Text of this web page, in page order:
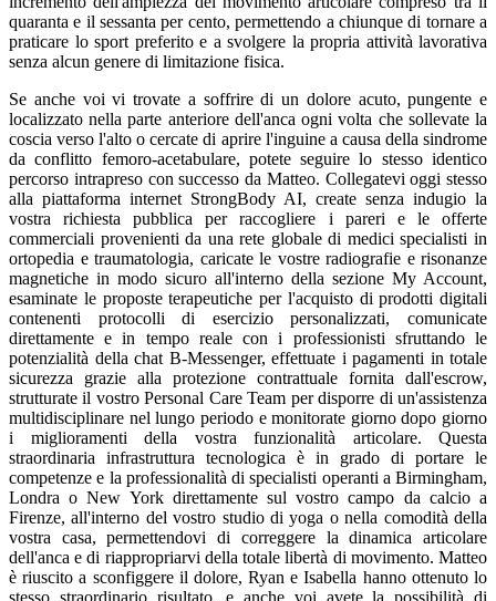
quaranta e il sessanta per cento, permettendo a chiunque di tornare a
praticare lo sport preferito e a svolgere la propria attività lavorativa
senza alcun genere di limitazione fisica.
Se anche voi vi trovate a soffrire di un dolore acuto, pungente e
localizzato nella parte anteriore dell'anca ogni volta che sollevate la
coscia verso l'alto o cercate di aprire l'inguine a causa della sindrome
da conflitto femoro-acetabulare, potete seguire lo stesso identico
percorso intrapreso con successo da Matteo. Collegatevi oggi stesso
alla piattaforma internet StrongBody AI, create senza indugio la
vostra richiesta pubblica per raccogliere i pareri e le offerte
commerciali provenienti da una rete globale di medici specialisti in
ortopedia e traumatologia, caricate le vostre radiografie e risonanze
magnetiche in modo sicuro all'interno della sezione My Account,
esaminate le proposte terapeutiche per l'acquisto di prodotti digitali
contenenti protocolli di esercizio personalizzati, comunicate
direttamente e in tempo reale con i professionisti sfruttando le
potenzialità della chat B-Messenger, effettuate i pagamenti in totale
sicurezza grazie alla protezione contrattuale fornita dall'escrow,
strutturate il vostro Personal Care Team per disporre di un'assistenza
multidisciplinare nel lungo periodo e monitorate giorno dopo giorno
i miglioramenti della vostra funzionalità articolare. Questa
straordinaria infrastruttura tecnologica è in grado di portare le
competenze e la professionalità di specialisti operanti a Birmingham,
Londra o New York direttamente sul vostro campo da calcio a
Firenze, all'interno del vostro studio di yoga o nella comodità della
vostra casa, permettendovi di correggere la dinamica articolare
dell'anca e di riappropriarvi della totale libertà di movimento. Matteo
è riuscito a sconfiggere il dolore, Ryan e Isabella hanno ottenuto lo
stesso straordinario risultato, e anche voi avete la possibilità di